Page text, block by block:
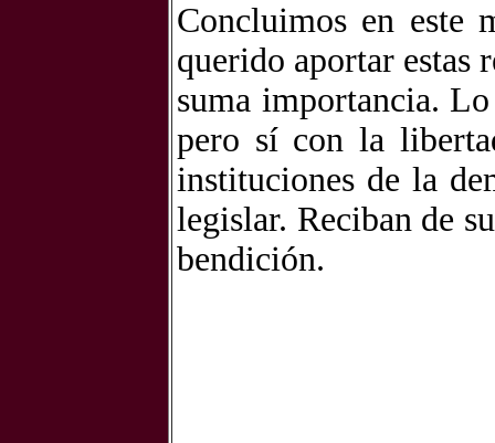
Concluimos en este
querido aportar estas
suma importancia.
pero sí con la
instituciones de la
legislar. Reciban de
bendición.